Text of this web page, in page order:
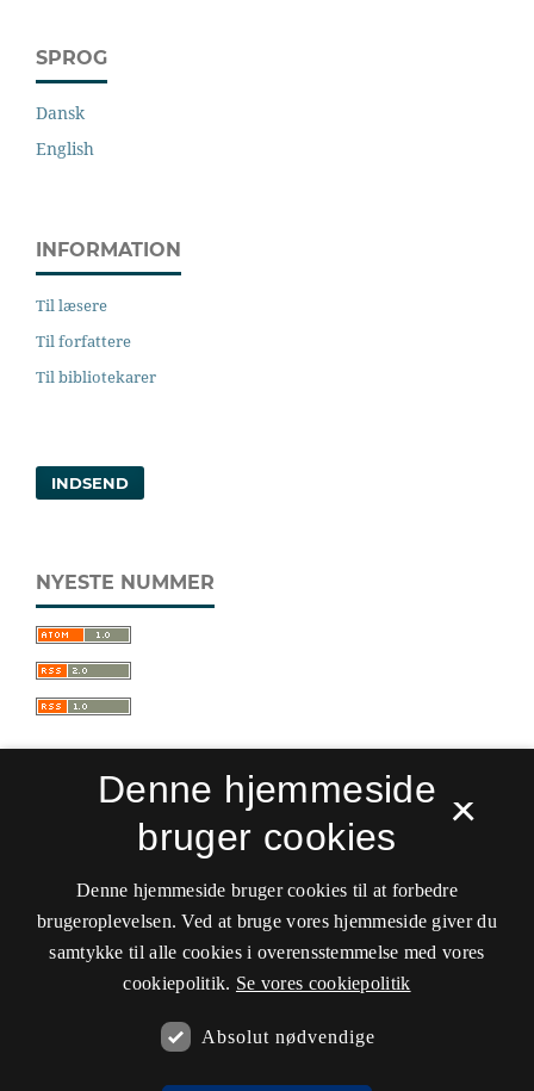
SPROG
Dansk
English
INFORMATION
Til læsere
Til forfattere
Til bibliotekarer
INDSEND
NYESTE NUMMER
Sprogforum. Tidsskrift for sprog- og
kulturpædagogik
ISSN 0909-9328 (Trykt)
ISSN 1399-8617 (Online)
Tilgængelighedserklæring
Det Kgl. Bibliotek
×
Denne hjemmeside
bruger cookies
Denne hjemmeside bruger cookies til at forbedre
brugeroplevelsen. Ved at bruge vores hjemmeside giver du
samtykke til alle cookies i overensstemmelse med vores
cookiepolitik. Se vores cookiepolitik
Absolut nødvendige